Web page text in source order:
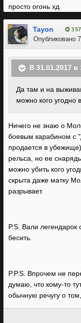
просто огонь хд
Tayon 3
Опубликовано
В 31.01.2017 в
Да там и на
можно кого угодно
Ничего не знаю о
боевым карабином с
продается в
рельса, но ее
можно убить кого
скрыта даже матку
разрывает.
P.S. Вали легендарок
бесить.
P.P.S. Впрочем не
думаю, что кому-то
обычную речугу о